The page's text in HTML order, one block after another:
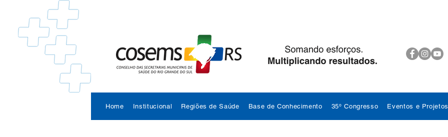
Home Institucional Regiões de Saúde Base de Conhecimento 35º Congresso Eventos e Projetos